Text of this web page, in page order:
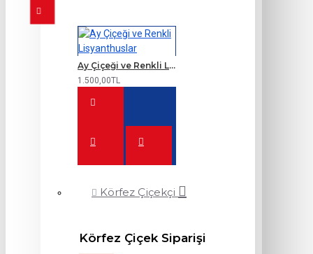
Ay Çiçeği ve Renkli Lisyanthuslar
1.500,00TL
Körfez Çiçekçi
Körfez Çiçek Siparişi